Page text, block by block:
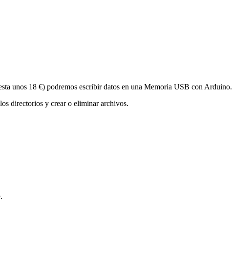
unos 18 €) podremos escribir datos en una Memoria USB con Arduino.
directorios y crear o eliminar archivos.